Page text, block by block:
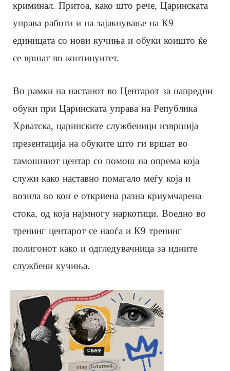
криминал. Притоа, како што рече, Царинската
управа работи и на зајакнување на К9
единицата со нови кучиња и обуки коишто ќе
се вршат во континуитет.
Во рамки на настанот во Центарот за напредни
обуки при Царинската управа на Република
Хрватска, царинските службеници извршија
презентација на обуките што ги вршат во
тамошниот центар со помош на опрема која
служи како наставно помагало меѓу која и
возила во кои е откриена разна криумчарена
стока, од која најмногу наркотици. Воедно во
тренинг центарот се наоѓа и К9 тренинг
полигонот како и одгледувачница за идните
службени кучиња.